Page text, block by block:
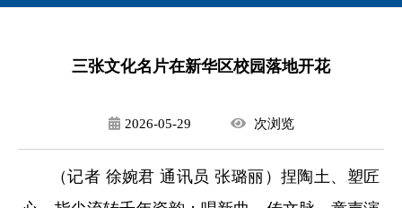
三张文化名片在新华区校园落地开花
2026-05-29 次浏览
（记者 徐婉君 通讯员 张璐丽 ） 捏陶土、塑匠